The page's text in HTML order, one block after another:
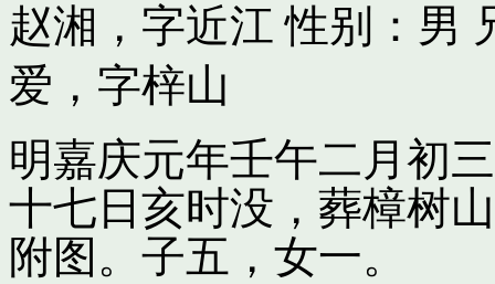
赵湘，字近江 性别：男
爱，字梓山
明嘉庆元年壬午二月初
十七日亥时没，葬樟树
附图。子五，女一。